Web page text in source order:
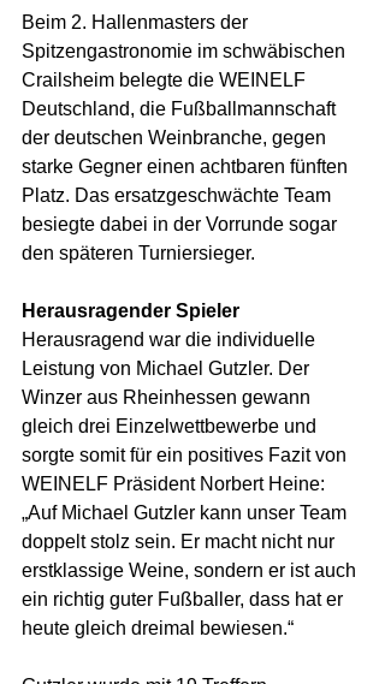
Beim 2. Hallenmasters der
Spitzengastronomie im schwäbischen
Crailsheim belegte die WEINELF
Deutschland, die Fußballmannschaft
der deutschen Weinbranche, gegen
starke Gegner einen achtbaren fünften
Platz. Das ersatzgeschwächte Team
besiegte dabei in der Vorrunde sogar
den späteren Turniersieger.
Herausragender Spieler
Herausragend war die individuelle
Leistung von Michael Gutzler. Der
Winzer aus Rheinhessen gewann
gleich drei Einzelwettbewerbe und
sorgte somit für ein positives Fazit von
WEINELF Präsident Norbert Heine:
„Auf Michael Gutzler kann unser Team
doppelt stolz sein. Er macht nicht nur
erstklassige Weine, sondern er ist auch
ein richtig guter Fußballer, dass hat er
heute gleich dreimal bewiesen.“